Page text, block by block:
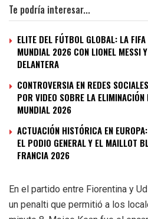
Te podría interesar...
ELITE DEL FÚTBOL GLOBAL: LA
MUNDIAL 2026 CON LIONEL MESSI
DELANTERA
CONTROVERSIA EN REDES
POR VIDEO SOBRE LA ELIMINACIÓN
MUNDIAL 2026
ACTUACIÓN HISTÓRICA EN
EL PODIO GENERAL Y EL MAILLOT
FRANCIA 2026
En el partido entre Fiorentina y
un penalti que permitió a los